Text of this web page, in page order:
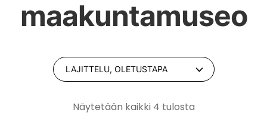
VALIKKO
maakuntamuseo
Näytetään kaikki 4 tulosta